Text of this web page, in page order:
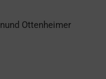
Ottenheimer